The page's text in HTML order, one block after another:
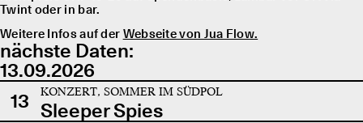
Twint oder in bar.
Weitere Infos auf der Webseite von Jua Flow.
nächste Daten:
13.09.2026
13
KONZERT, SOMMER IM SÜDPOL
Sleeper Spies